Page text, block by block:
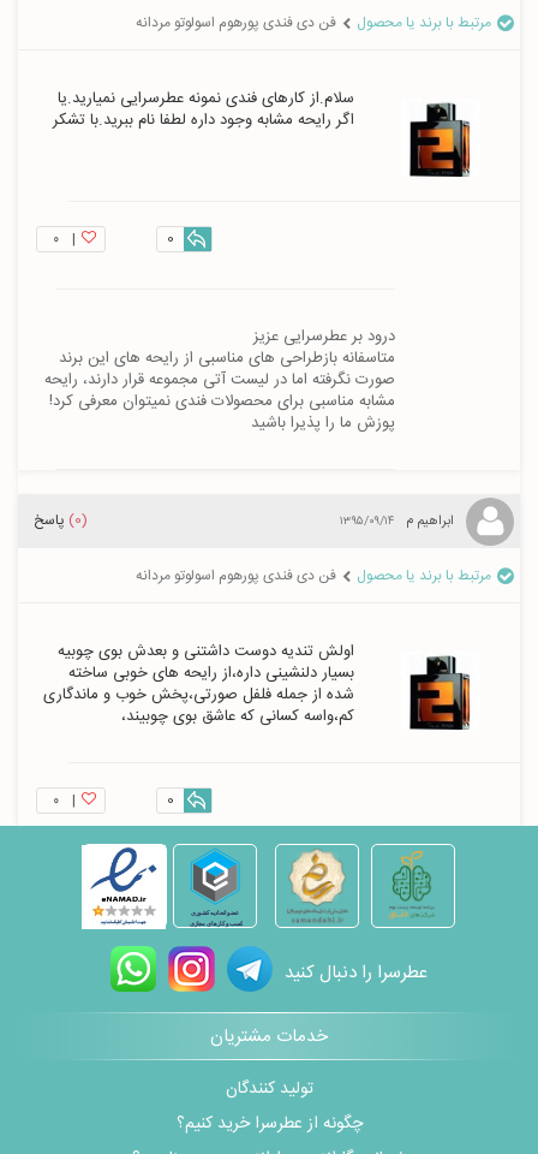
مرتبط با برند یا محصول فن دی فندی پورهوم اسولوتو مردانه
سلام.از کارهای فندی نمونه عطرسرایی نمیارید.یا
اگر رایحه مشابه وجود داره لطفا نام ببرید.با تشکر
| ۰ 0
پوزش ما را پذیرا باشید
ابراهیم م ۱۳۹۵/۰۹/۱۴ (0) پاسخ
مرتبط با برند یا محصول فن دی فندی پورهوم اسولوتو مردانه
اولش تندیه دوست داشتنی و بعدش بوی چوبیه
بسیار دلنشینی داره،از رایحه های خوبی ساخته
شده از جمله فلفل صورتی،پخش خوب و ماندگاری
کم،واسه کسانی که عاشق بوی چوبیند،
| ۰ 0
عطرسرا را دنبال کنید
خدمات مشتریان
تولید کنندگان
چگونه از عطرسرا خرید کنیم؟